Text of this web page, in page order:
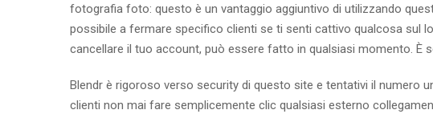
fotografia foto: questo è un vantaggio aggiuntivo di utilizzando
possibile a fermare specifico clienti se ti senti cattivo qualcosa sul
cancellare il tuo account, può essere fatto in qualsiasi momento. È
Blendr è rigoroso verso security di questo site e tentativi il numero
clienti non mai fare semplicemente clic qualsiasi esterno